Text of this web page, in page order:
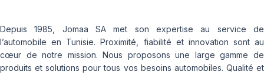
Depuis 1985, Jomaa SA met son expertise au service de
l’automobile en Tunisie. Proximité, fiabilité et innovation sont au
cœur de notre mission. Nous proposons une large gamme de
produits et solutions pour tous vos besoins automobiles. Qualité et